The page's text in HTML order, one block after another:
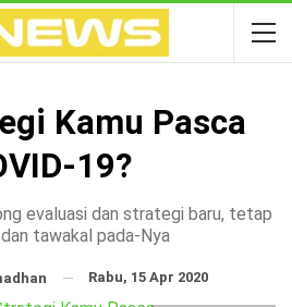
Kamu Pasca
19?
evaluasi dan strategi baru, tetap
tawakal pada-Nya
Rabu, 15 Apr 2020